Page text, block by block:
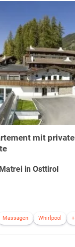
mit
in Osttirol
Massagen Whirlpool